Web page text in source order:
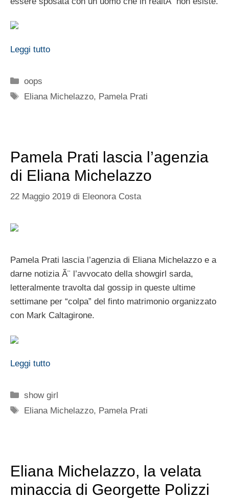
Leggi tutto
Categorie
oops
Tag
Eliana Michelazzo, Pamela Prati
Pamela Prati lascia l’agenzia
di Eliana Michelazzo
22 Maggio 2019 di Eleonora Costa
Pamela Prati lascia l’agenzia di Eliana Michelazzo e a
darne notizia Ã¨ l’avvocato della showgirl sarda,
letteralmente travolta dal gossip in queste ultime
settimane per “colpa” del finto matrimonio organizzato
con Mark Caltagirone.
Leggi tutto
Categorie
show girl
Tag
Eliana Michelazzo, Pamela Prati
Eliana Michelazzo, la velata
minaccia di Georgette Polizzi